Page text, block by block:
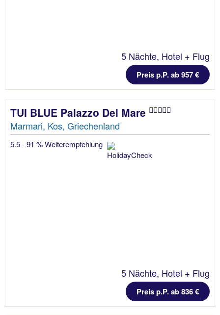
5 Nächte, Hotel + Flug
Preis p.P. ab 957 €
TUI BLUE Palazzo Del Mare
Marmari, Kos, Griechenland
5.5 - 91 % Weiterempfehlung
5 Nächte, Hotel + Flug
Preis p.P. ab 836 €